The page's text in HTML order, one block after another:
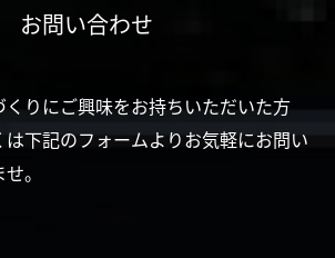
お問い合わせ
りにご興味をお持ちいただいた方
下記のフォームよりお気軽にお問い
。